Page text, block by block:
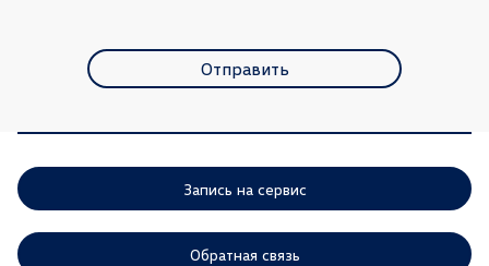
Отправить
Запись на сервис
Обратная связь